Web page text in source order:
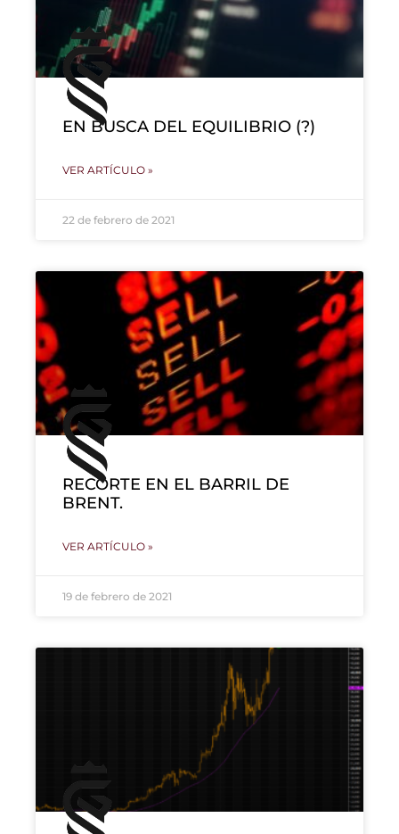
EN BUSCA DEL EQUILIBRIO (?)
VER ARTÍCULO »
22 de febrero de 2021
RECORTE EN EL BARRIL DE
BRENT.
VER ARTÍCULO »
19 de febrero de 2021